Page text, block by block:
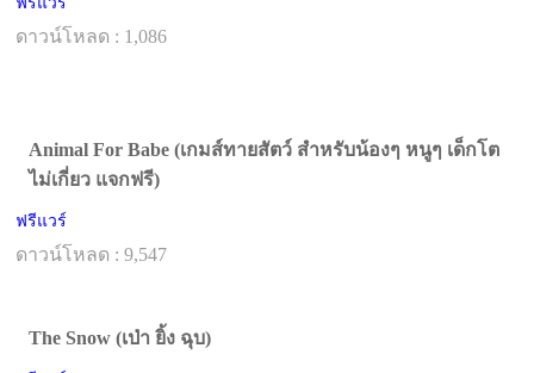
ดาวน์โหลด : 1,086
Animal For Babe (เกมส์ทายสัตว์ สำหรับน้องๆ หนูๆ เด็กโต
ไม่เกี่ยว แจกฟรี)
ฟรีแวร์
ดาวน์โหลด : 9,547
The Snow (เป่า ยิ้ง ฉุบ)